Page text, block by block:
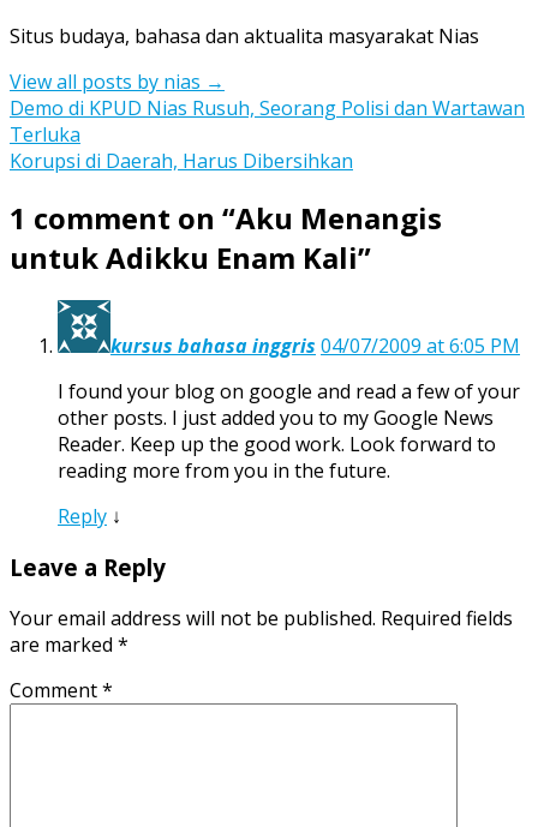
Situs budaya, bahasa dan aktualita masyarakat Nias
View all posts by nias →
Post
navigation
Demo di KPUD Nias Rusuh, Seorang Polisi dan Wartawan
Terluka
Korupsi di Daerah, Harus Dibersihkan
1 comment on “Aku Menangis
untuk Adikku Enam Kali”
kursus bahasa inggris 04/07/2009 at 6:05 PM
I found your blog on google and read a few of your
other posts. I just added you to my Google News
Reader. Keep up the good work. Look forward to
reading more from you in the future.
Reply ↓
Leave a Reply
Your email address will not be published. Required fields
are marked *
Comment*